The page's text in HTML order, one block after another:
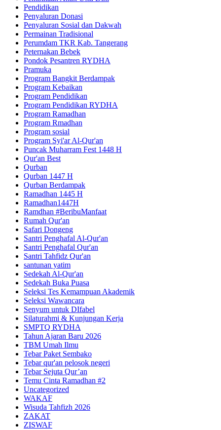
Pendidikan
Penyaluran Donasi
Penyaluran Sosial dan Dakwah
Permainan Tradisional
Perumdam TKR Kab. Tangerang
Peternakan Bebek
Pondok Pesantren RYDHA
Pramuka
Program Bangkit Berdampak
Program Kebaikan
Program Pendidikan
Program Pendidikan RYDHA
Program Ramadhan
Program Rmadhan
Program sosial
Program Syi'ar Al-Qur'an
Puncak Muharram Fest 1448 H
Qur'an Best
Qurban
Qurban 1447 H
Qurban Berdampak
Ramadhan 1445 H
Ramadhan1447H
Ramdhan #BeribuManfaat
Rumah Qur'an
Safari Dongeng
Santri Penghafal Al-Qur'an
Santri Penghafal Qur'an
Santri Tahfidz Qur'an
santunan yatim
Sedekah Al-Qur'an
Sedekah Buka Puasa
Seleksi Tes Kemampuan Akademik
Seleksi Wawancara
Senyum untuk DIfabel
Silaturahmi & Kunjungan Kerja
SMPTQ RYDHA
Tahun Ajaran Baru 2026
TBM Umah Ilmu
Tebar Paket Sembako
Tebar qur'an pelosok negeri
Tebar Sejuta Qur’an
Temu Cinta Ramadhan #2
Uncategorized
WAKAF
Wisuda Tahfizh 2026
ZAKAT
ZISWAF